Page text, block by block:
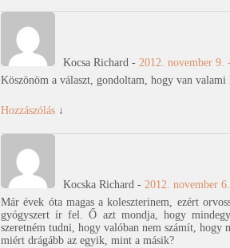
Kocsa Richard - 2012. november 9.
Köszönöm a választ, gondoltam, hogy van valami
Hozzászólás ↓
Kocska Richard - 2012. november
Már évek óta magas a koleszterinem, ezért
gyógyszert ír fel. Ő azt mondja, hogy
szeretném tudni, hogy valóban nem számít, hogy
miért drágább az egyik, mint a másik?